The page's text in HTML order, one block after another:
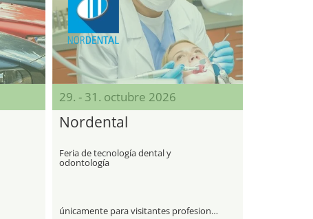
29. - 31. octubre 2026
Nordental
Feria de tecnología dental y
odontología
únicamente para visitantes profesionales